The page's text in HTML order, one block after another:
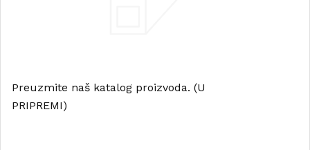
Preuzmite naš katalog proizvoda. (U
PRIPREMI)